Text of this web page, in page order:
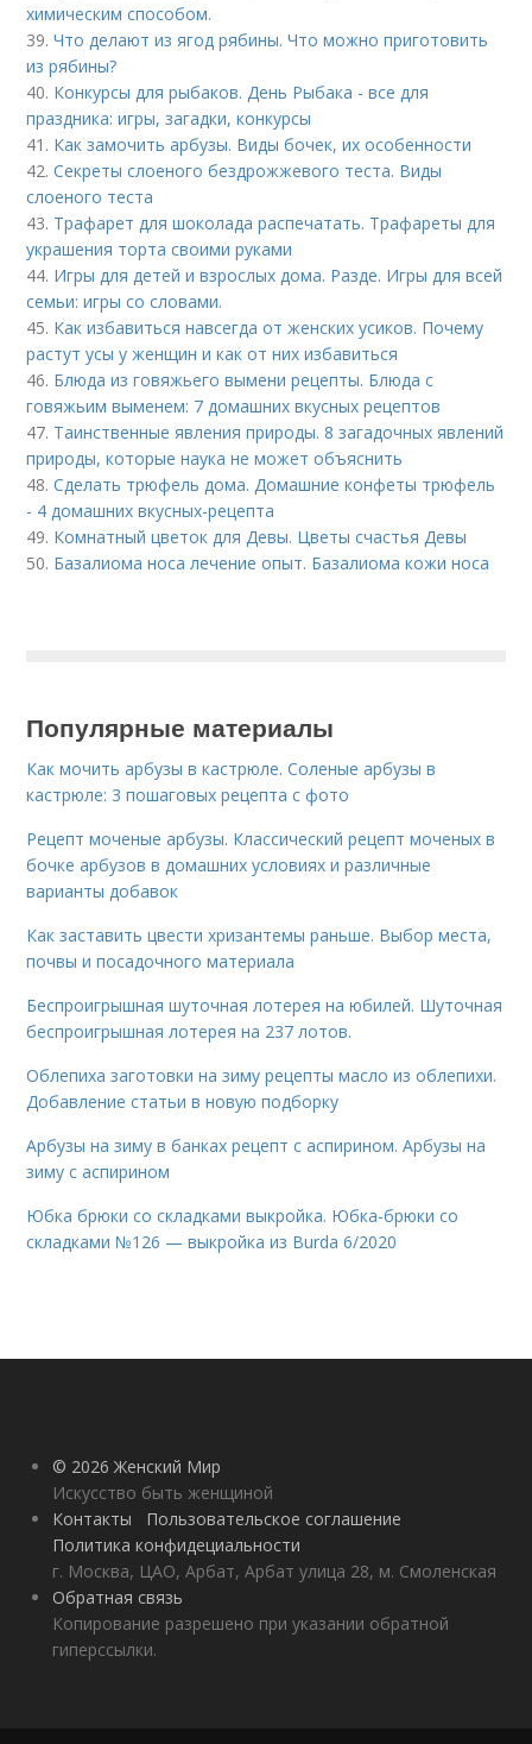
химическим способом.
39.Что делают из ягод рябины. Что можно приготовить
из рябины?
40. Конкурсы для рыбаков. День Рыбака - все для
праздника: игры, загадки, конкурсы
41. Как замочить арбузы. Виды бочек, их особенности
42.Секреты слоеного бездрожжевого теста. Виды
слоеного теста
43. Трафарет для шоколада распечатать. Трафареты для
украшения торта своими руками
44. Игры для детей и взрослых дома. Разде. Игры для всей
семьи: игры со словами.
45. Как избавиться навсегда от женских усиков. Почему
растут усы у женщин и как от них избавиться
46. Блюда из говяжьего вымени рецепты. Блюда с
говяжьим выменем: 7 домашних вкусных рецептов
47. Таинственные явления природы. 8 загадочных явлений
природы, которые наука не может объяснить
48.Сделать трюфель дома. Домашние конфеты трюфель
- 4 домашних вкусных-рецепта
49. Комнатный цветок для Девы. Цветы счастья Девы
50. Базалиома носа лечение опыт. Базалиома кожи носа
Популярные материалы
Как мочить арбузы в кастрюле. Соленые арбузы в
кастрюле: 3 пошаговых рецепта с фото
Рецепт моченые арбузы. Классический рецепт моченых в
бочке арбузов в домашних условиях и различные
варианты добавок
Как заставить цвести хризантемы раньше. Выбор места,
почвы и посадочного материала
Беспроигрышная шуточная лотерея на юбилей. Шуточная
беспроигрышная лотерея на 237 лотов.
Облепиха заготовки на зиму рецепты масло из облепихи.
Добавление статьи в новую подборку
Арбузы на зиму в банках рецепт с аспирином. Арбузы на
зиму с аспирином
Юбка брюки со складками выкройка. Юбка-брюки со
складками №126 — выкройка из Burda 6/2020
© 2026 Женский Мир
Искусство быть женщиной
Контакты
Пользовательское соглашение
Политика конфидециальности
г. Москва, ЦАО, Арбат, Арбат улица 28, м. Смоленская
Обратная связь
Копирование разрешено при указании обратной
гиперссылки.